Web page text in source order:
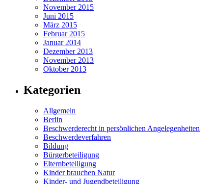
November 2015
Juni 2015
März 2015
Februar 2015
Januar 2014
Dezember 2013
November 2013
Oktober 2013
Kategorien
Allgemein
Berlin
Beschwerderecht in persönlichen Angelegenheiten
Beschwerdeverfahren
Bildung
Bürgerbeteiligung
Elternbeteiligung
Kinder brauchen Natur
Kinder- und Jugendbeteiligung